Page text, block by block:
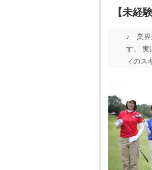
【未経
♪ 業界
す。 実
ィのス
安定
があ